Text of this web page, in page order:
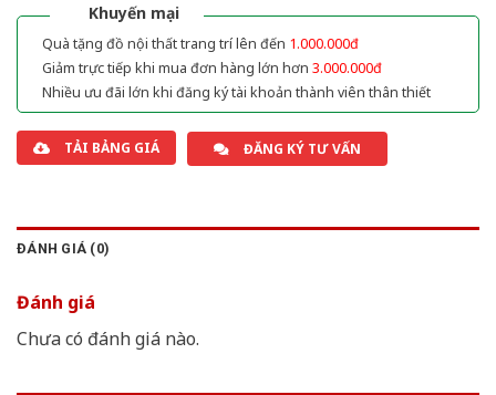
Khuyến mại
Quà tặng đồ nội thất trang trí lên đến 1.000.000đ
Giảm trực tiếp khi mua đơn hàng lớn hơn 3.000.000đ
Nhiều ưu đãi lớn khi đăng ký tài khoản thành viên thân thiết
TẢI BẢNG GIÁ ĐĂNG KÝ TƯ VẤN
ĐÁNH GIÁ (0)
Đánh giá
Chưa có đánh giá nào.